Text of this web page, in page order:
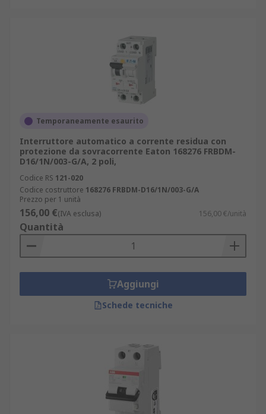
Temporaneamente esaurito
Interruttore automatico a corrente residua con
protezione da sovracorrente Eaton 168276 FRBDM-
D16/1N/003-G/A, 2 poli,
Codice RS 121-020
Codice costruttore 168276 FRBDM-D16/1N/003-G/A
Prezzo per 1 unità
156,00 €(IVA esclusa) 156,00 €/unità
Quantità
Aggiungi
Schede tecniche